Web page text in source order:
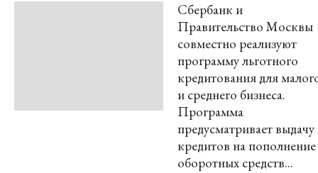
Сбербанк и
Правительство Москвы
совместно реализуют
программу льготного
кредитования для
и среднего бизнеса.
Программа
предусматривает выдачу
кредитов на пополнение
оборотных средств...